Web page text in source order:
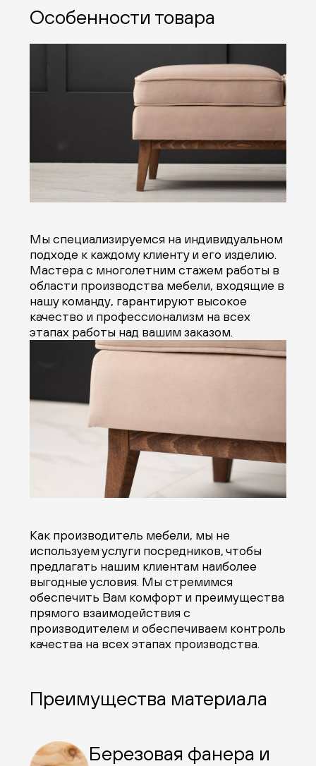
Особенности товара
Мы специализируемся на индивидуальном
подходе к каждому клиенту и его изделию.
Мастера с многолетним стажем работы в
области производства мебели, входящие в
нашу команду, гарантируют высокое
качество и профессионализм на всех
этапах работы над вашим заказом.
Как производитель мебели, мы не
используем услуги посредников, чтобы
предлагать нашим клиентам наиболее
выгодные условия. Мы стремимся
обеспечить Вам комфорт и преимущества
прямого взаимодействия с
производителем и обеспечиваем контроль
качества на всех этапах производства.
Преимущества материала
Березовая фанера и